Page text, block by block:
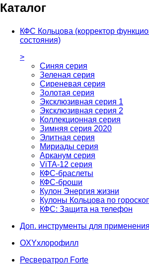
Каталог
КФС Кольцова (корректор
состояния)
>
Синяя серия
Зеленая серия
Сиреневая серия
Золотая серия
Эксклюзивная серия 1
Эксклюзивная серия 2
Коллекционная серия
Зимняя серия 2020
Элитная серия
Мириады серия
Арканум серия
ViTA-12 серия
КФС-браслеты
КФС-броши
Кулон Энергия жизни
Кулоны Кольцова по
КФС: Защита на телефон
Доп. инструменты для
OXYхлорофилл
Ресвератрол Forte